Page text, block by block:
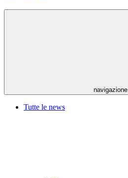
navigazione
Tutte le news